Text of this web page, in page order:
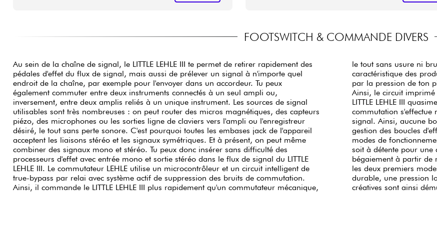
FOOTSWITCH & COMMANDE DIVERS
Au sein de la chaîne de signal, le LITTLE LEHLE III te permet de retirer rapidement des
pédales d'effet du flux de signal, mais aussi de prélever un signal à n'importe quel
endroit de la chaîne, par exemple pour l'envoyer dans un accordeur. Tu peux
également commuter entre deux instruments connectés à un seul ampli ou,
inversement, entre deux amplis reliés à un unique instrument. Les sources de signal
utilisables sont très nombreuses : on peut router des micros magnétiques, des capteurs
piézo, des microphones ou les sorties ligne de claviers vers l'ampli ou l'enregistreur
désiré, le tout sans perte sonore. C'est pourquoi toutes les embases jack de l'appareil
acceptent les liaisons stéréo et les signaux symétriques. Et à présent, on peut même
combiner des signaux mono et stéréo. Tu peux donc insérer sans difficulté des
processeurs d'effet avec entrée mono et sortie stéréo dans le flux de signal du LITTLE
LEHLE III. Le commutateur LEHLE utilise un microcontrôleur et un circuit intelligent de
true-bypass par relai avec système actif de suppression des bruits de commutation.
Ainsi, il commande le LITTLE LEHLE III plus rapidement qu'un commutateur mécanique,
le tout sans usure ni bruit résiduel. Le poussoir soft-touch en forme de champignon
caractéristique des produits LEHLE est logé dans le boîtier de sorte que la force exercée
par la pression de ton pied ne soit transmise qu'indirectement par le biais d'un ressort.
Ainsi, le circuit imprimé n'est exposé à aucune pression mécanique, ce qui rend le
LITTLE LEHLE III quasiment indestructible et lui garantit une longue durée de vie. La
commutation s'effectue non seulement sur le signal stéréo, mais aussi sur la masse du
signal. Ainsi, aucune boucle de masse ne peut apparaître entre deux amplis ni dans la
gestion des boucles d'effet. Une nouveauté du LITTLE LEHLE III réside dans ses trois
modes de fonctionnement qui déterminent le comportement du commutateur au pied :
soit à détente pour une commutation durable, soit momentané pour créer des effets de
bégaiement à partir de répétitions courtes et rythmiques. Le troisième mode mélange
les deux premiers modes de fonctionnement : une pression courte commute de façon
durable, une pression longue commute de façon momentanée. Les possibilités
créatives sont ainsi